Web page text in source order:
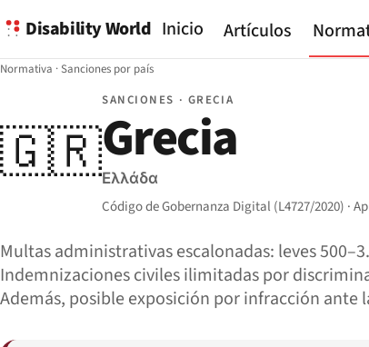
Disability World Inicio Artículos
Normativa ·Sanciones por país
🇬🇷
SANCIONES · GRECIA
Grecia
Ελλάδα
Código de Gobernanza Digital (L4727/2020) ·
Multas administrativas escalonadas: leves
Indemnizaciones civiles ilimitadas por
Además, posible exposición por infracción ante